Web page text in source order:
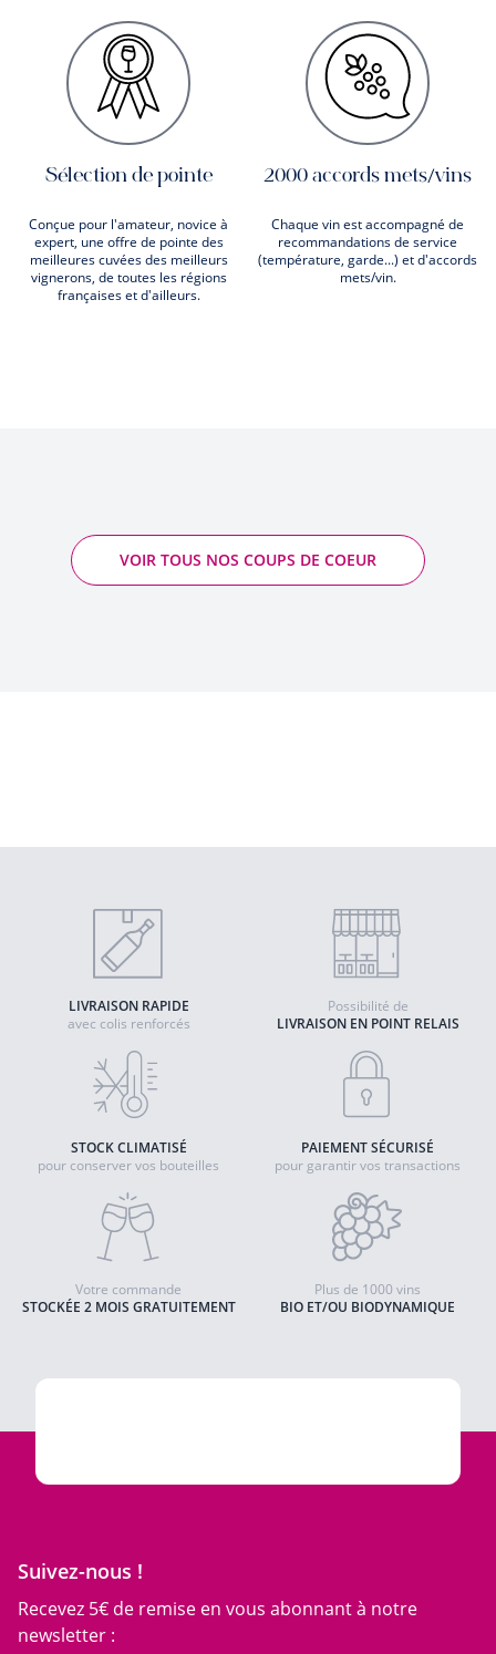
Sélection de pointe
Conçue pour l'amateur, novice à
expert, une offre de pointe des
meilleures cuvées des meilleurs
vignerons, de toutes les régions
françaises et d'ailleurs.
2000 accords mets/vins
Chaque vin est accompagné de
recommandations de service
(température, garde...) et d'accords
mets/vin.
VOIR TOUS NOS COUPS DE COEUR
LIVRAISON RAPIDE
avec colis renforcés
LIVRAISON EN POINT RELAIS
Possibilité de
STOCK CLIMATISÉ
pour conserver vos bouteilles
PAIEMENT SÉCURISÉ
pour garantir vos transactions
STOCKÉE 2 MOIS GRATUITEMENT
Votre commande
BIO ET/OU BIODYNAMIQUE
Plus de 1000 vins
Suivez-nous !
Recevez 5€ de remise en vous abonnant à notre
newsletter :